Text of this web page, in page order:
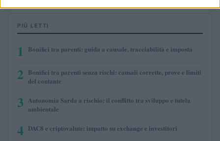
PIÙ LETTI
1 Bonifici tra parenti: guida a causale, tracciabilità e imposta
2 Bonifici tra parenti senza rischi: causali corrette, prove e limiti
del contante
3 Autonomia Sarda a rischio: il conflitto tra sviluppo e tutela
ambientale
4 DAC8 e criptovalute: impatto su exchange e investitori